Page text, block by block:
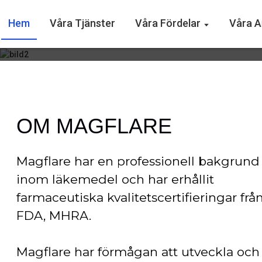
Hem Våra Tjänster Våra Fördelar Våra
OM MAGFLARE
Magflare har en professionell bakgrund
inom läkemedel och har erhållit
farmaceutiska kvalitetscertifieringar från
FDA, MHRA.
Magflare har förmågan att utveckla och